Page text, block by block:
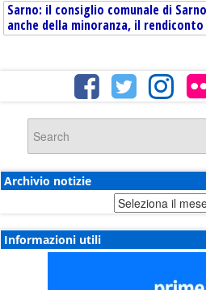
Sarno: il consiglio comunale di
anche della minoranza, il
Archivio notizie
Archivio
Informazioni utili